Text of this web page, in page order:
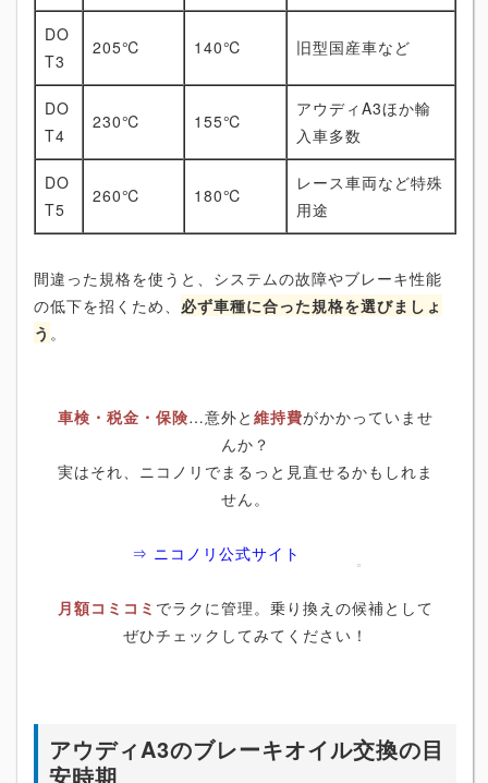
DO
T3
205℃ 140℃ 旧型国産車など
DO
T4
230℃ 155℃
アウディA3ほか輸
入車多数
DO
T5
260℃ 180℃
レース車両など特殊
用途
間違った規格を使うと、システムの故障やブレーキ性能
の低下を招くため、 必ず車種に合った規格を選びましょ
う 。
車検・税金・保険…意外と 維持費がかかっていませ
んか？
実はそれ、ニコノリでまるっと見直せるかもしれま
せん。
⇒ ニコノリ公式サイト
月額コミコミ でラクに管理。乗り換えの候補として
ぜひチェックしてみてください！
アウディA3のブレーキオイル交換の目
安時期